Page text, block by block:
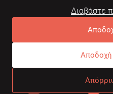
Συχνές
Διαβάστε
Αποδοχή